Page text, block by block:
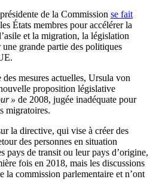
de la Commission se fait
États membres pour accélérer la
et la migration, la législation
grande partie des politiques
mesures actuelles, Ursula von
proposition législative
» de 2008, jugée inadéquate pour
migratoires.
la directive, qui vise à créer des
des personnes en situation
pays de transit ou leur pays d’origine,
fois en 2018, mais les discussions
la commission parlementaire et n’ont